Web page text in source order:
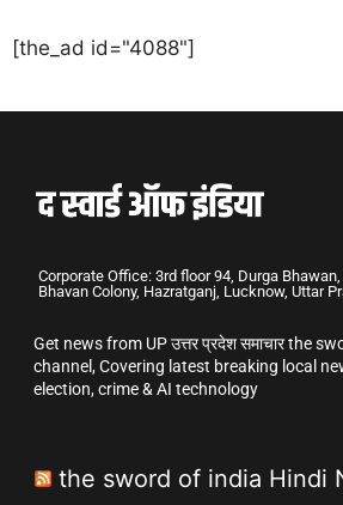
[the_ad id="4088"]
Corporate Office: 3rd floor 94, Durga
Bhavan Colony, Hazratganj, Lucknow, Uttar
Get news from UP उत्तर प्रदेश समाचार the
channel, Covering latest breaking local
election, crime & AI technology
the sword of india Hindi